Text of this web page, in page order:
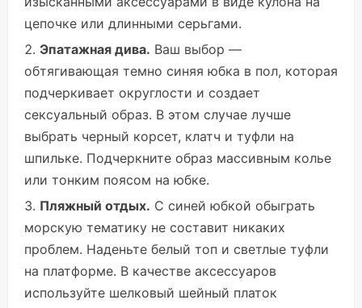
цепочке или длинными серьгами.
Эпатажная дива. Ваш выбор —
обтягивающая темно синяя юбка в пол, которая
подчеркивает округлости и создает
сексуальный образ. В этом случае лучше
выбрать черный корсет, клатч и туфли на
шпильке. Подчеркните образ массивным колье
или тонким поясом на юбке.
Пляжный отдых. С синей юбкой обыграть
морскую тематику не составит никаких
проблем. Наденьте белый топ и светлые туфли
на платформе. В качестве аксессуаров
используйте шелковый шейный платок